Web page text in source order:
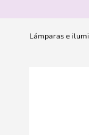
Lámparas e